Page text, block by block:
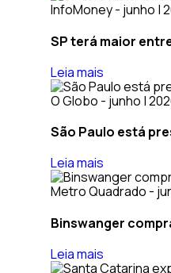
InfoMoney - junho |
SP terá maior
Leia mais
O Globo - junho |
São Paulo está
Leia mais
Metro Quadrado -
Binswanger
Leia mais